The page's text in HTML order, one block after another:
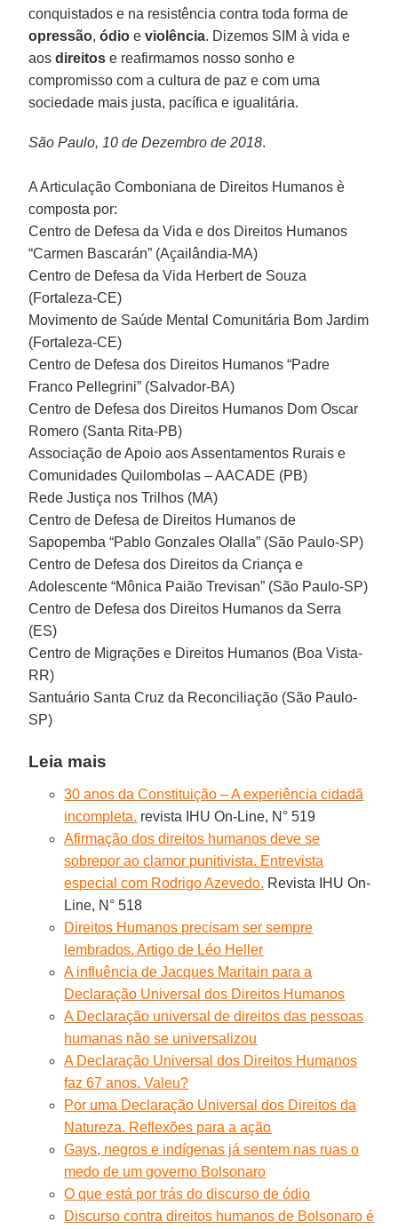
conquistados e na resistência contra toda forma de
opressão,ódio eviolência. Dizemos SIM à vida e
aosdireitos e reafirmamos nosso sonho e
compromisso com a cultura de paz e com uma
sociedade mais justa, pacífica e igualitária.
São Paulo, 10 de Dezembro de 2018.
A Articulação Comboniana de Direitos Humanos è
composta por:
Centro de Defesa da Vida e dos Direitos Humanos
“Carmen Bascarán” (Açailândia-MA)
Centro de Defesa da Vida Herbert de Souza
(Fortaleza-CE)
Movimento de Saúde Mental Comunitária Bom Jardim
(Fortaleza-CE)
Centro de Defesa dos Direitos Humanos “Padre
Franco Pellegrini” (Salvador-BA)
Centro de Defesa dos Direitos Humanos Dom Oscar
Romero (Santa Rita-PB)
Associação de Apoio aos Assentamentos Rurais e
Comunidades Quilombolas – AACADE (PB)
Rede Justiça nos Trilhos (MA)
Centro de Defesa de Direitos Humanos de
Sapopemba “Pablo Gonzales Olalla” (São Paulo-SP)
Centro de Defesa dos Direitos da Criança e
Adolescente “Mônica Paião Trevisan” (São Paulo-SP)
Centro de Defesa dos Direitos Humanos da Serra
(ES)
Centro de Migrações e Direitos Humanos (Boa Vista-
RR)
Santuário Santa Cruz da Reconciliação (São Paulo-
SP)
Leia mais
30 anos da Constituição – A experiência cidadã
incompleta. revista IHU On-Line, N° 519
Afirmação dos direitos humanos deve se
sobrepor ao clamor punitivista. Entrevista
especial com Rodrigo Azevedo. Revista IHU On-
Line, N° 518
Direitos Humanos precisam ser sempre
lembrados. Artigo de Léo Heller
A influência de Jacques Maritain para a
Declaração Universal dos Direitos Humanos
A Declaração universal de direitos das pessoas
humanas não se universalizou
A Declaração Universal dos Direitos Humanos
faz 67 anos. Valeu?
Por uma Declaração Universal dos Direitos da
Natureza. Reflexões para a ação
Gays, negros e indígenas já sentem nas ruas o
medo de um governo Bolsonaro
O que está por trás do discurso de ódio
Discurso contra direitos humanos de Bolsonaro é